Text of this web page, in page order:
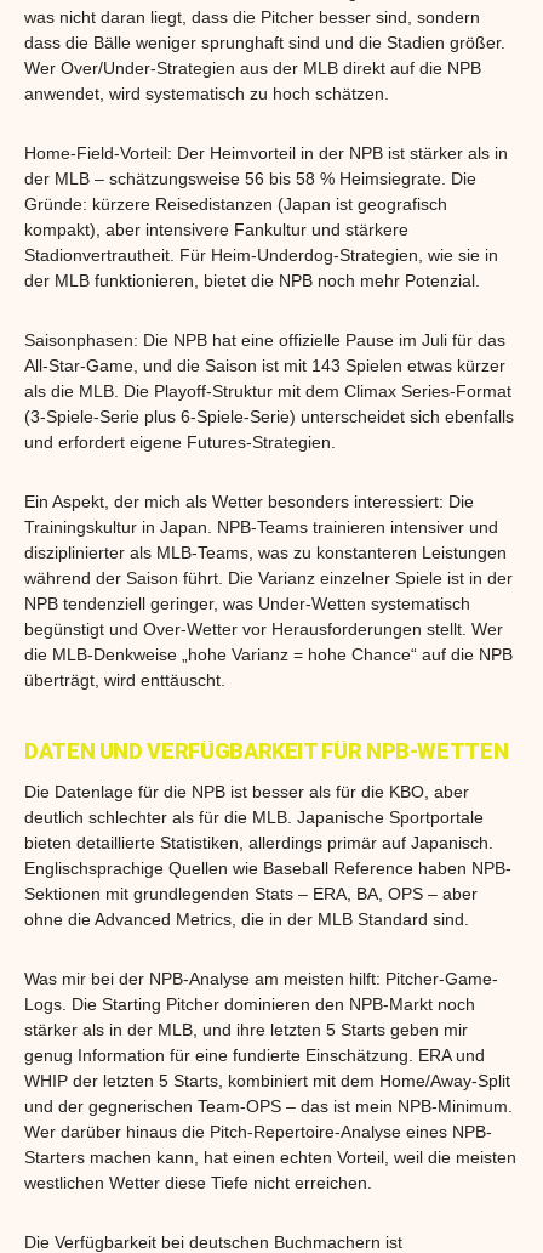
was nicht daran liegt, dass die Pitcher besser sind, sondern
dass die Bälle weniger sprunghaft sind und die Stadien größer.
Wer Over/Under-Strategien aus der MLB direkt auf die NPB
anwendet, wird systematisch zu hoch schätzen.
Home-Field-Vorteil: Der Heimvorteil in der NPB ist stärker als in
der MLB – schätzungsweise 56 bis 58 % Heimsiegrate. Die
Gründe: kürzere Reisedistanzen (Japan ist geografisch
kompakt), aber intensivere Fankultur und stärkere
Stadionvertrautheit. Für Heim-Underdog-Strategien, wie sie in
der MLB funktionieren, bietet die NPB noch mehr Potenzial.
Saisonphasen: Die NPB hat eine offizielle Pause im Juli für das
All-Star-Game, und die Saison ist mit 143 Spielen etwas kürzer
als die MLB. Die Playoff-Struktur mit dem Climax Series-Format
(3-Spiele-Serie plus 6-Spiele-Serie) unterscheidet sich ebenfalls
und erfordert eigene Futures-Strategien.
Ein Aspekt, der mich als Wetter besonders interessiert: Die
Trainingskultur in Japan. NPB-Teams trainieren intensiver und
disziplinierter als MLB-Teams, was zu konstanteren Leistungen
während der Saison führt. Die Varianz einzelner Spiele ist in der
NPB tendenziell geringer, was Under-Wetten systematisch
begünstigt und Over-Wetter vor Herausforderungen stellt. Wer
die MLB-Denkweise „hohe Varianz = hohe Chance“ auf die NPB
überträgt, wird enttäuscht.
DATEN UND VERFÜGBARKEIT FÜR NPB-WETTEN
Die Datenlage für die NPB ist besser als für die KBO, aber
deutlich schlechter als für die MLB. Japanische Sportportale
bieten detaillierte Statistiken, allerdings primär auf Japanisch.
Englischsprachige Quellen wie Baseball Reference haben NPB-
Sektionen mit grundlegenden Stats – ERA, BA, OPS – aber
ohne die Advanced Metrics, die in der MLB Standard sind.
Was mir bei der NPB-Analyse am meisten hilft: Pitcher-Game-
Logs. Die Starting Pitcher dominieren den NPB-Markt noch
stärker als in der MLB, und ihre letzten 5 Starts geben mir
genug Information für eine fundierte Einschätzung. ERA und
WHIP der letzten 5 Starts, kombiniert mit dem Home/Away-Split
und der gegnerischen Team-OPS – das ist mein NPB-Minimum.
Wer darüber hinaus die Pitch-Repertoire-Analyse eines NPB-
Starters machen kann, hat einen echten Vorteil, weil die meisten
westlichen Wetter diese Tiefe nicht erreichen.
Die Verfügbarkeit bei deutschen Buchmachern ist